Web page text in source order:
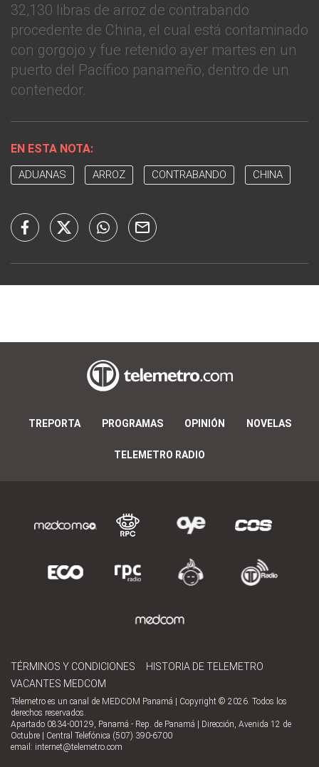
32,130 libras de arroz de contrabando
procedente de China, el cual está contaminado
con gorgojo y fue retenido ayer martes en un
puerto del Pacífico panameño, dentro de un
contenedor.
EN ESTA NOTA:
ADUANAS ARROZ CONTRABANDO CHINA
TREPORTA PROGRAMAS OPINIÓN NOVELAS
TELEMETRO RADIO
TÉRMINOS Y CONDICIONES
HISTORIA DE TELEMETRO
VACANTES MEDCOM
Telemetro es un canal de MEDCOM Panamá | Copyright © 2026. Todos los
derechos reservados.
Apartado 0834-00129, Panamá - Rep. de Panamá | Dirección, Avenida 12 de
Octubre | Central Telefónica (507) 390-6700
email: internet@telemetro.com